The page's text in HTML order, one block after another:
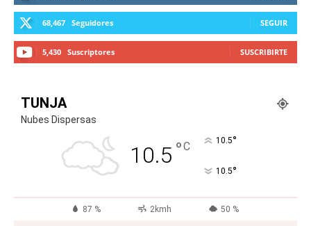
68,467 Seguidores SEGUIR
5,430 Suscriptores SUSCRIBIRTE
TUNJA
Nubes Dispersas
10.5 °C 10.5°
10.5°
87 % 2kmh 50 %